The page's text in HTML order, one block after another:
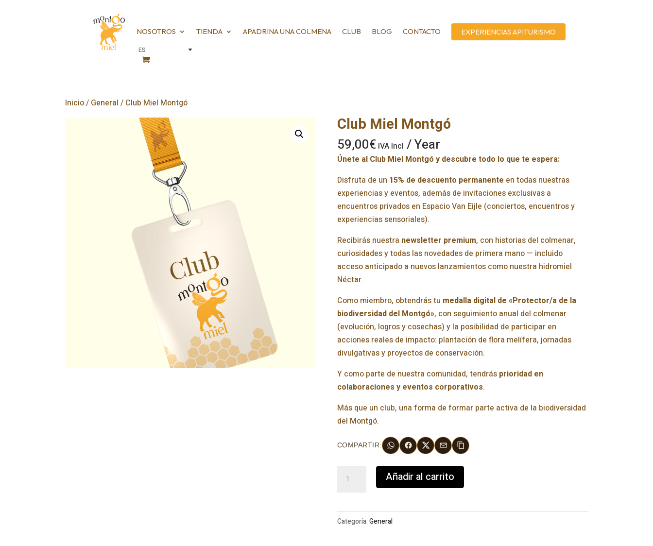
NOSOTROS TIENDA APADRINA UNA COLMENA CLUB BLOG CONTACTO EXPERIENCIAS APITURISMO
Inicio/ General / Club Miel Montgó
Club Miel Montgó
59,00€ IVA Incl / Year
Únete al Club Miel Montgó y descubre todo lo que te espera:
Disfruta de un 15% de descuento permanente en todas nuestras
experiencias y eventos, además de invitaciones exclusivas a
encuentros privados en Espacio Van Eijle (conciertos, encuentros y
experiencias sensoriales).
Recibirás nuestra newsletter premium, con historias del colmenar,
curiosidades y todas las novedades de primera mano — incluido
acceso anticipado a nuevos lanzamientos como nuestra hidromiel
Néctar.
Como miembro, obtendrás tu medalla digital de «Protector/a de la
biodiversidad del Montgó», con seguimiento anual del colmenar
(evolución, logros y cosechas) y la posibilidad de participar en
acciones reales de impacto: plantación de flora melífera, jornadas
divulgativas y proyectos de conservación.
Y como parte de nuestra comunidad, tendrás prioridad en
colaboraciones y eventos corporativos.
Más que un club, una forma de formar parte activa de la biodiversidad
del Montgó.
COMPARTIR:
Miel
cantidad
Añadir al carrito
Categoría:General